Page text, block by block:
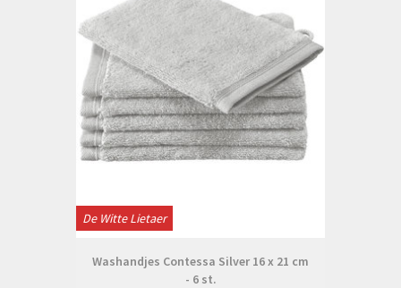
De Witte Lietaer
Washandjes Contessa Silver 16 x 21 cm
- 6 st.